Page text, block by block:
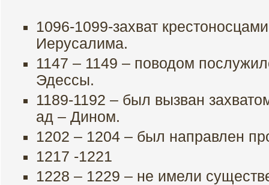
1096-1099-захват
Иерусалима.
1147 – 1149 – поводом
Эдессы.
1189-1192 – был вызван
ад – Дином.
1202 – 1204 – был направлен
1217 -1221
1228 – 1229 – не имели